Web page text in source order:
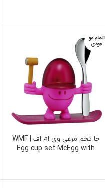
اتمام مو
جودی
جا تخم مرغی وی ام اف | WMF
Egg cup set McEgg with